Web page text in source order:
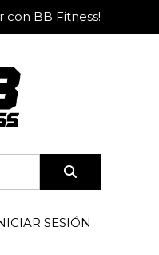
con BB Fitness!
SESIÓN